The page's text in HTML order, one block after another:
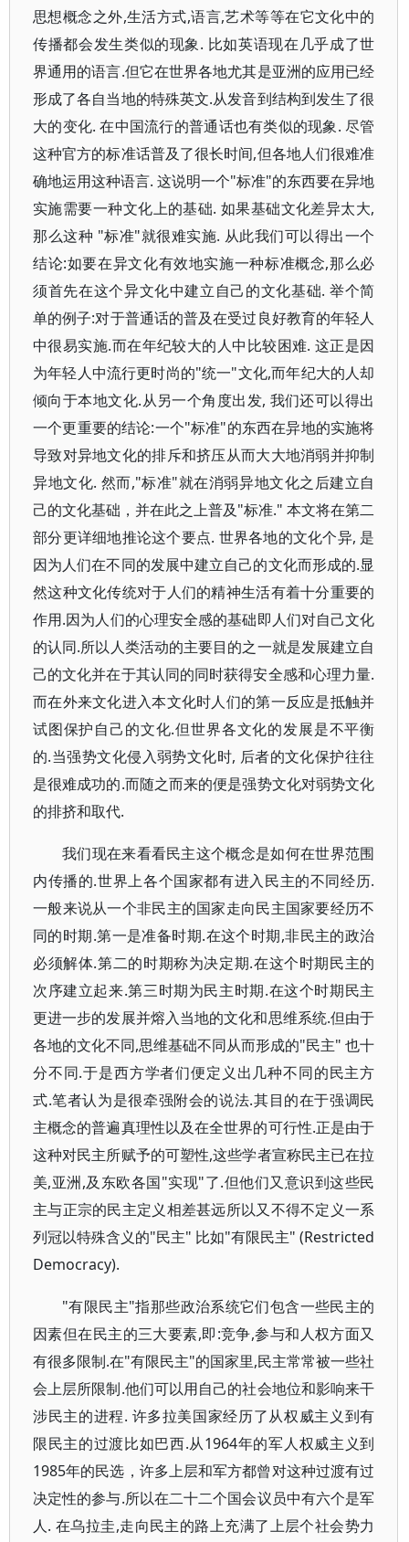
思想概念之外,生活方式,语言,艺术等等在它文化中的
传播都会发生类似的现象. 比如英语现在几乎成了世
界通用的语言.但它在世界各地尤其是亚洲的应用已经
形成了各自当地的特殊英文.从发音到结构到发生了很
大的变化. 在中国流行的普通话也有类似的现象. 尽管
这种官方的标准话普及了很长时间,但各地人们很难准
确地运用这种语言. 这说明一个"标准"的东西要在异地
实施需要一种文化上的基础. 如果基础文化差异太大,
那么这种 "标准"就很难实施. 从此我们可以得出一个
结论:如要在异文化有效地实施一种标准概念,那么必
须首先在这个异文化中建立自己的文化基础. 举个简
单的例子:对于普通话的普及在受过良好教育的年轻人
中很易实施.而在年纪较大的人中比较困难. 这正是因
为年轻人中流行更时尚的"统一"文化,而年纪大的人却
倾向于本地文化.从另一个角度出发, 我们还可以得出
一个更重要的结论:一个"标准"的东西在异地的实施将
导致对异地文化的排斥和挤压从而大大地消弱并抑制
异地文化. 然而,"标准"就在消弱异地文化之后建立自
己的文化基础，并在此之上普及"标准." 本文将在第二
部分更详细地推论这个要点. 世界各地的文化个异, 是
因为人们在不同的发展中建立自己的文化而形成的.显
然这种文化传统对于人们的精神生活有着十分重要的
作用.因为人们的心理安全感的基础即人们对自己文化
的认同.所以人类活动的主要目的之一就是发展建立自
己的文化并在于其认同的同时获得安全感和心理力量.
而在外来文化进入本文化时人们的第一反应是抵触并
试图保护自己的文化.但世界各文化的发展是不平衡
的.当强势文化侵入弱势文化时, 后者的文化保护往往
是很难成功的.而随之而来的便是强势文化对弱势文化
的排挤和取代.
我们现在来看看民主这个概念是如何在世界范围
内传播的.世界上各个国家都有进入民主的不同经历.
一般来说从一个非民主的国家走向民主国家要经历不
同的时期.第一是准备时期.在这个时期,非民主的政治
必须解体.第二的时期称为决定期.在这个时期民主的
次序建立起来.第三时期为民主时期.在这个时期民主
更进一步的发展并熔入当地的文化和思维系统.但由于
各地的文化不同,思维基础不同从而形成的"民主" 也十
分不同.于是西方学者们便定义出几种不同的民主方
式.笔者认为是很牵强附会的说法.其目的在于强调民
主概念的普遍真理性以及在全世界的可行性.正是由于
这种对民主所赋予的可塑性,这些学者宣称民主已在拉
美,亚洲,及东欧各国"实现"了.但他们又意识到这些民
主与正宗的民主定义相差甚远所以又不得不定义一系
列冠以特殊含义的"民主" 比如"有限民主" (Restricted
Democracy).
"有限民主"指那些政治系统它们包含一些民主的
因素但在民主的三大要素,即:竞争,参与和人权方面又
有很多限制.在"有限民主"的国家里,民主常常被一些社
会上层所限制.他们可以用自己的社会地位和影响来干
涉民主的进程. 许多拉美国家经历了从权威主义到有
限民主的过渡比如巴西.从1964年的军人权威主义到
1985年的民选，许多上层和军方都曾对这种过渡有过
决定性的参与.所以在二十二个国会议员中有六个是军
人. 在乌拉圭,走向民主的路上充满了上层个社会势力